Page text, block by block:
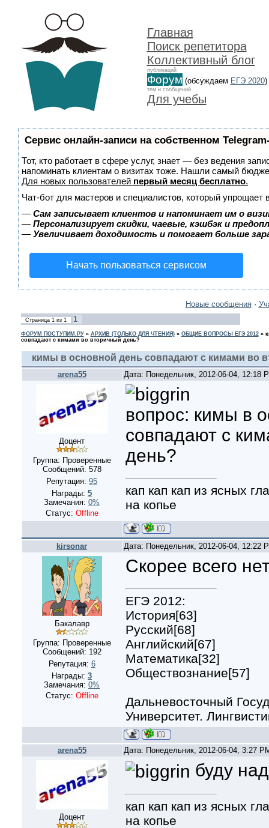
Главная
Поиск репетитора
Коллективный блог
публикаций
Форум (обсуждаем ЕГЭ 2020)
тем и сообщений
Для учебы
Сервис онлайн-записи на собственном
Тот, кто работает в сфере услуг, знает — без ведения
напоминать клиентам о визитах тоже. Нашли самый
Для новых пользователей первый месяц бесплатно.
Чат-бот для мастеров и специалистов, который упрощает
— Сам записывает клиентов и напоминает им о
— Персонализирует скидки, чаевые, кэшбэк и
— Увеличивает доходимость и помогает больше
Начать пользоваться сервисом
Новые сообщения·
Страница 1из 1 1
ФОРУМ ПОСТУПИМ.РУ» АРХИВ (ТОЛЬКО ДЛЯ ЧТЕНИЯ)» ОБЩИЕ ВОПРОСЫ ЕГЭ 2012»
совпадают с кимами во вторичный день?
кимы в основной день совпадают с кимами во
arena55 Дата: Понедельник, 2012-06-04, 12:18
Доцент
Группа: Проверенные
Сообщений: 578
Репутация: 95
Награды: 5
Замечания: 0%
Статус: Offline
вопрос: кимы в
совпадают с
день?
кап кап кап из ясных
на копье
kirsonar Дата: Понедельник, 2012-06-04, 12:22
Бакалавр
Группа: Проверенные
Сообщений: 192
Репутация: 6
Награды: 3
Замечания: 0%
Статус: Offline
Скорее всего
ЕГЭ 2012:
История[63]
Русский[68]
Английский[67]
Математика[32]
Обществознание[57]
Дальневосточный
Университет.
arena55 Дата: Понедельник, 2012-06-04, 3:27
Доцент
буду
кап кап кап из ясных
на копье